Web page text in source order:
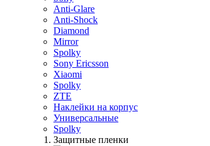
Anti-Glare
Anti-Shock
Diamond
Mirror
Spolky
Sony Ericsson
Xiaomi
Spolky
ZTE
Наклейки на корпус
Универсальные
Spolky
Защитные пленки